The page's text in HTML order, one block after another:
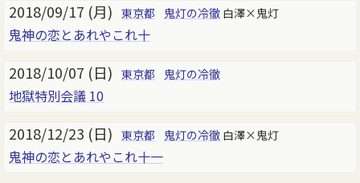
2018/09/17 (月) 東京都 鬼灯の冷徹 白澤×鬼灯
鬼神の恋とあれやこれ十
2018/10/07 (日) 東京都 鬼灯の冷徹
地獄特別会議 10
2018/12/23 (日) 東京都 鬼灯の冷徹 白澤×鬼灯
鬼神の恋とあれやこれ十一